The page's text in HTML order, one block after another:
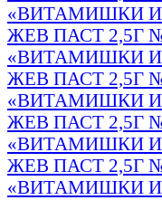
«ВИТАМИШКИ
ЖЕВ ПАСТ 2,5Г
«ВИТАМИШКИ
ЖЕВ ПАСТ 2,5Г
«ВИТАМИШКИ
ЖЕВ ПАСТ 2,5Г
«ВИТАМИШКИ
ЖЕВ ПАСТ 2,5Г
«ВИТАМИШКИ